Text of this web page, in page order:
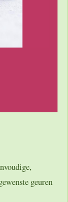
geuren